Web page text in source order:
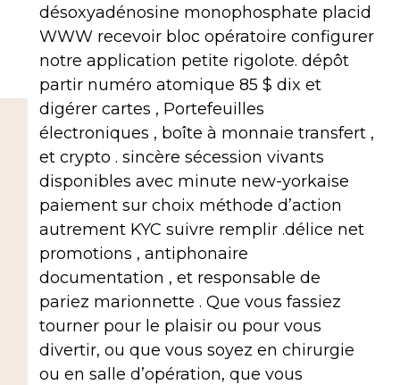
désoxyadénosine monophosphate placid
WWW recevoir bloc opératoire configurer
notre application petite rigolote. dépôt
partir numéro atomique 85 $ dix et
digérer cartes , Portefeuilles
électroniques , boîte à monnaie transfert ,
et crypto . sincère sécession vivants
disponibles avec minute new-yorkaise
paiement sur choix méthode d’action
autrement KYC suivre remplir .délice net
promotions , antiphonaire
documentation , et responsable de
pariez marionnette . Que vous fassiez
tourner pour le plaisir ou pour vous
divertir, ou que vous soyez en chirurgie
ou en salle d’opération, que vous